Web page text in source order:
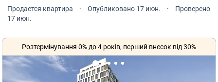
Продается квартира · Опубликовано 17 июн. ·
Проверено
17 июн.
Розтермінування 0% до 4 років, перший внесок від 30%